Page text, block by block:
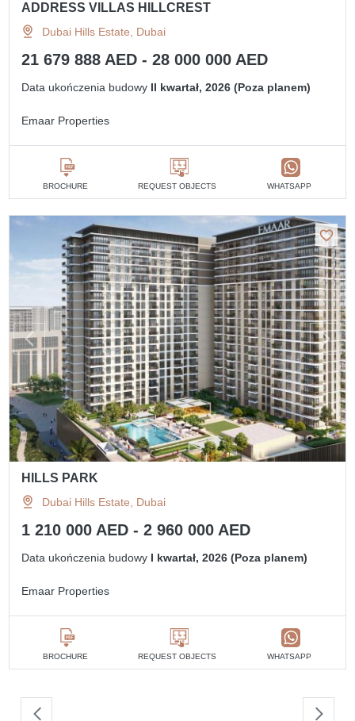
ADDRESS VILLAS HILLCREST
Dubai Hills Estate, Dubai
21 679 888 AED - 28 000 000 AED
Data ukończenia budowy II kwartał, 2026 (Poza planem)
Emaar Properties
BROCHURE REQUEST OBJECTS WHATSAPP
HILLS PARK
Dubai Hills Estate, Dubai
1 210 000 AED - 2 960 000 AED
Data ukończenia budowy I kwartał, 2026 (Poza planem)
Emaar Properties
BROCHURE REQUEST OBJECTS WHATSAPP